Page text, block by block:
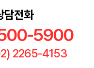
담전화
5900
2265-4153